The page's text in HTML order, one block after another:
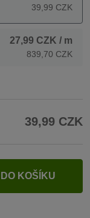
39,99 CZK
27,99 CZK / m
839,70 CZK
39,99 CZK
KOŠÍKU